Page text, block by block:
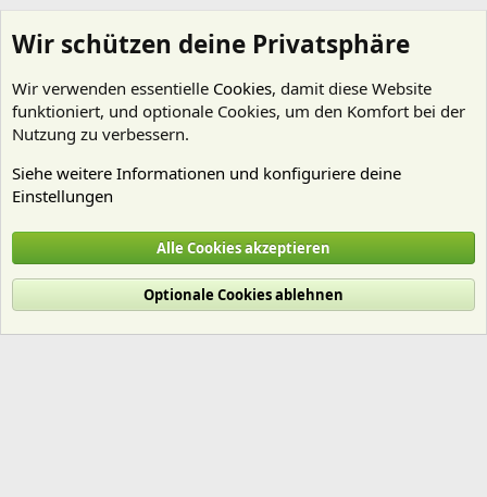
Cookies
Deutsch (Du)
Nutzungsbedingungen
Datenschutz Hilfe und Impressum
R
Wir schützen deine Privatsphäre
Wir verwenden essentielle Cookies, damit diese Website
funktioniert, und optionale Cookies, um den Komfort bei der
Nutzung zu verbessern.
Siehe weitere Informationen und konfiguriere deine
Einstellungen
Alle Cookies akzeptieren
Optionale Cookies ablehnen